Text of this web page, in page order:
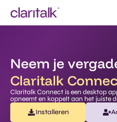
Neem je
Claritalk
Claritalk Connect is een desktop
opneemt en koppelt aan het juiste
Installeren